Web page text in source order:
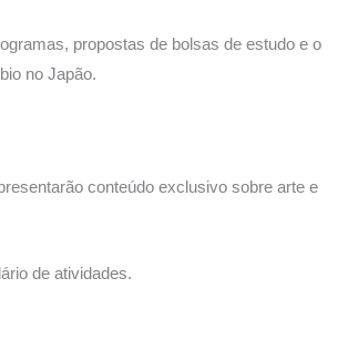
propostas de bolsas de estudo e o
no Japão.
conteúdo exclusivo sobre arte e
de atividades.